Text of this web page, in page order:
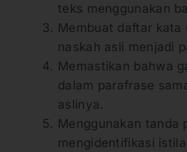
teks menggunakan
Membuat daftar kata
naskah asli menjadi
Memastikan bahwa
dalam parafrase
aslinya.
Menggunakan tanda
mengidentifikasi